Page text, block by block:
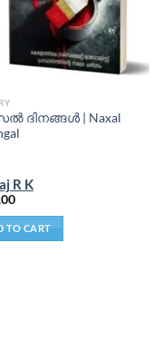
ദിനങ്ങൾ | Naxal
R K
TO CART